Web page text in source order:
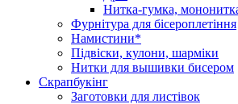
Нитка-гумка,
Фурнітура для бісероплетіння
Намистини*
Підвіски, кулони, шарміки
Нитки для вышивки бисером
Скрапбукінг
Заготовки для листівок